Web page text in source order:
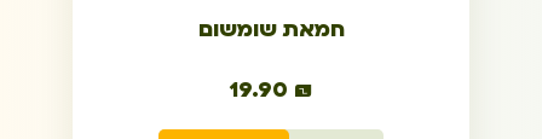
חמאת שומשום
19.90 ₪